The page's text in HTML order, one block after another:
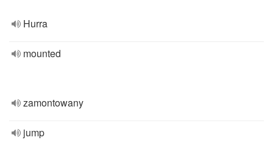
Hurra
mounted
zamontowany
jump